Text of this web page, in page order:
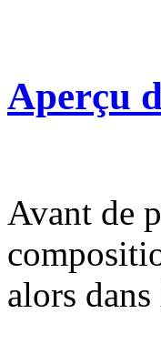
Aperçu
Avant de
alors